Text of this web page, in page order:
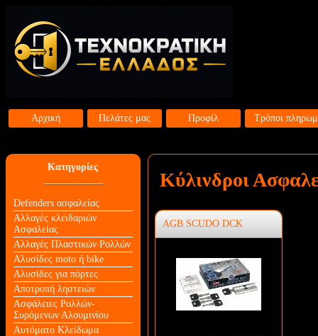
Αρχική Πελάτες μας Προφίλ Τρόποι
Κατηγορίες
Defenders ασφαλείας
Αλλαγές κλειδαριών
Aσφαλείας
Αλλαγές Πλαστικών Ρολλών
Αλυσίδες moto ή bike
Αλυσίδες για πόρτες
Αποτροπή ληστειών
Ασφάλειες Ρολλών-
Συρόμενων Αλουμινίου
Αυτόματο Κλείδωμα
Κύλινδροι
AGB SCUDO DCK